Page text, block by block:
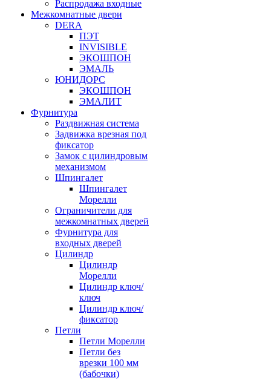
Распродажа входные
Межкомнатные двери
DERA
ПЭТ
INVISIBLE
ЭКОШПОН
ЭМАЛЬ
ЮНИДОРС
ЭКОШПОН
ЭМАЛИТ
Фурнитура
Раздвижная система
Задвижка врезная под
фиксатор
Замок с цилиндровым
механизмом
Шпингалет
Шпингалет
Морелли
Ограничители для
межкомнатных дверей
Фурнитура для
входных дверей
Цилиндр
Цилиндр
Морелли
Цилиндр ключ/
ключ
Цилиндр ключ/
фиксатор
Петли
Петли Морелли
Петли без
врезки 100 мм
(бабочки)